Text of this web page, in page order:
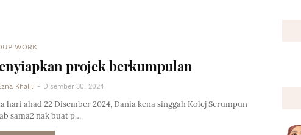
WORK
projek berkumpulan
Khalili - Disember 30, 2024
hari ahad 22 Disember 2024, Dania kena singgah Kolej Serumpun
sama2 nak buat p…